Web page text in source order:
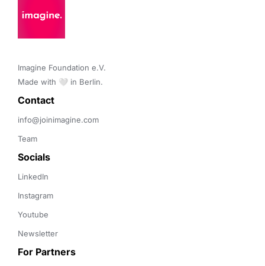
Imagine Foundation e.V.
Made with 🤍 in Berlin.
Contact
info@joinimagine.com
Team
Socials
LinkedIn
Instagram
Youtube
Newsletter
For Partners